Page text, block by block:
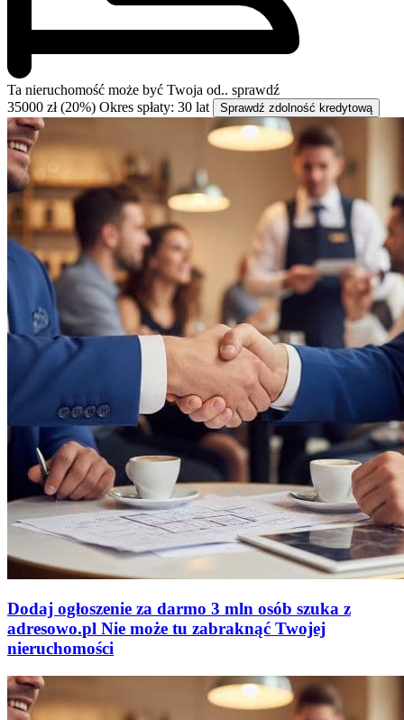
Ta nieruchomość może być Twoja od.. sprawdź
35000 zł (20%) Okres spłaty: 30 lat Sprawdź zdolność kredytową
Dodaj ogłoszenie za darmo 3 mln osób szuka z
adresowo.pl Nie może tu zabraknąć Twojej
nieruchomości